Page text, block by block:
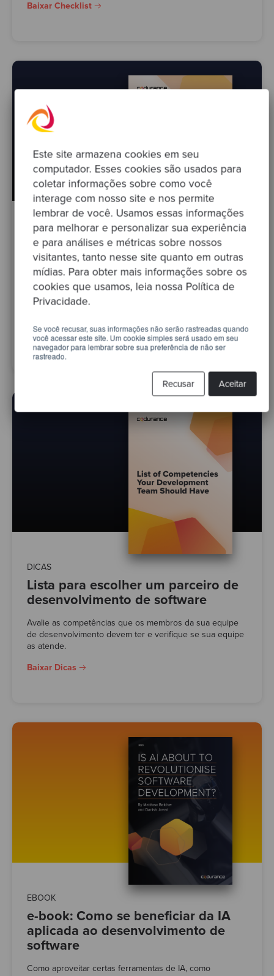
Este site armazena cookies em seu
computador. Esses cookies são usados para
coletar informações sobre como você
interage com nosso site e nos permite
lembrar de você. Usamos essas informações
para melhorar e personalizar sua experiência
e para análises e métricas sobre nossos
visitantes, tanto nesse site quanto em outras
mídias. Para obter mais informações sobre os
cookies que usamos, leia nossa Política de
Privacidade.
Se você recusar, suas informações não serão rastreadas quando
você acessar este site. Um cookie simples será usado em seu
navegador para lembrar sobre sua preferência de não ser
rastreado.
Aceitar
Recusar
Baixar Checklist
MODELO
Modelo para criação de um caso de
negócios
Promova uma iniciativa para melhorar a produtividade de
sua equipe, concentrando-se no problema, no plano e
Baixar Modelo
DICAS
Lista para escolher um parceiro de
desenvolvimento de software
Avalie as competências que os membros da sua equipe
de desenvolvimento devem ter e verifique se sua equipe
as atende.
Baixar Dicas
EBOOK
e-book: Como se beneficiar da IA ​​
aplicada ao desenvolvimento de
software
Como aproveitar certas ferramentas de IA, como